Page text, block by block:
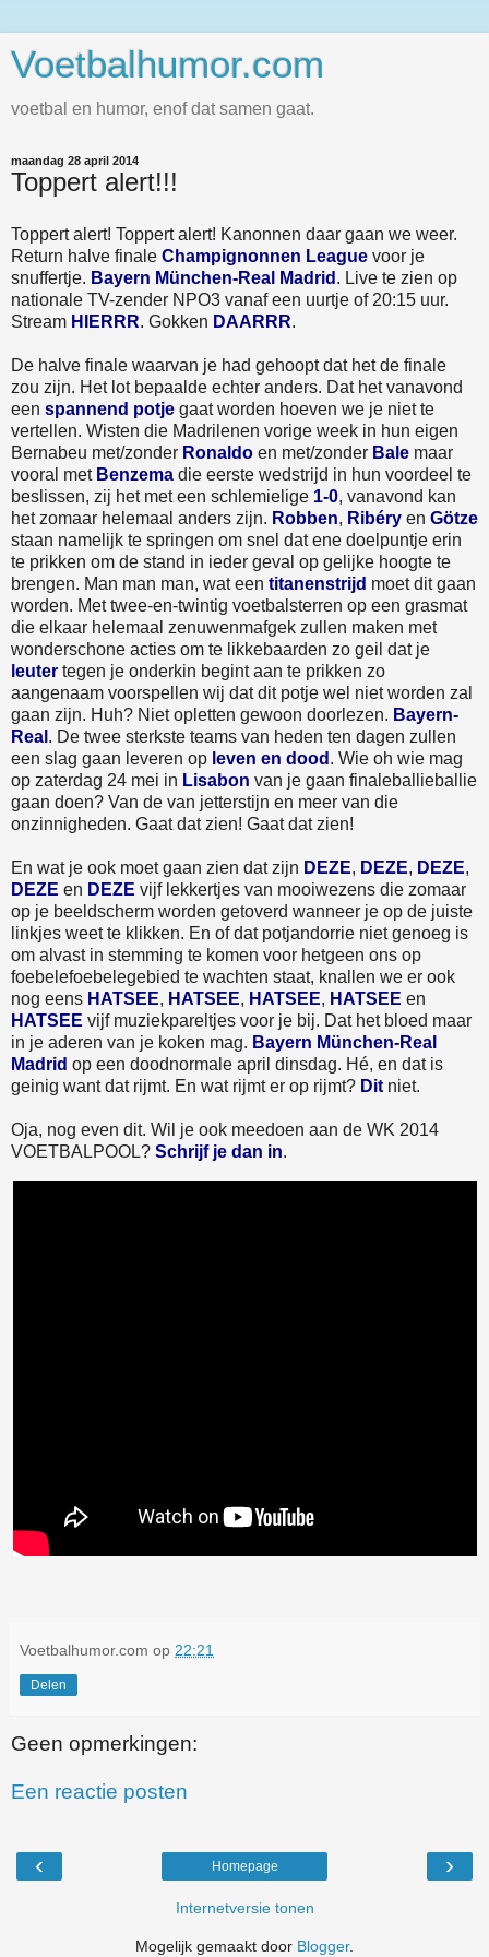
Voetbalhumor.com
voetbal en humor, enof dat samen gaat.
maandag 28 april 2014
Toppert alert!!!
Toppert alert! Toppert alert! Kanonnen daar gaan we weer.
Return halve finale Champignonnen League voor je
snuffertje. Bayern München-Real Madrid . Live te zien op
nationale TV-zender NPO3 vanaf een uurtje of 20:15 uur.
Stream HIERRR. Gokken DAARRR.
De halve finale waarvan je had gehoopt dat het de finale
zou zijn. Het lot bepaalde echter anders. Dat het vanavond
een spannend potje gaat worden hoeven we je niet te
vertellen. Wisten die Madrilenen vorige week in hun eigen
Bernabeu met/zonder Ronaldo en met/zonder Bale maar
vooral met Benzema die eerste wedstrijd in hun voordeel te
beslissen, zij het met een schlemielige 1-0, vanavond kan
het zomaar helemaal anders zijn. Robben, Ribéry en Götze
staan namelijk te springen om snel dat ene doelpuntje erin
te prikken om de stand in ieder geval op gelijke hoogte te
brengen. Man man man, wat een titanenstrijd moet dit gaan
worden. Met twee-en-twintig voetbalsterren op een grasmat
die elkaar helemaal zenuwenmafgek zullen maken met
wonderschone acties om te likkebaarden zo geil dat je
leuter tegen je onderkin begint aan te prikken zo
aangenaam voorspellen wij dat dit potje wel niet worden zal
gaan zijn. Huh? Niet opletten gewoon doorlezen. Bayern-
Real . De twee sterkste teams van heden ten dagen zullen
een slag gaan leveren op leven en dood . Wie oh wie mag
op zaterdag 24 mei in Lisabon van je gaan finaleballieballie
gaan doen? Van de van jetterstijn en meer van die
onzinnigheden. Gaat dat zien! Gaat dat zien!
En wat je ook moet gaan zien dat zijn DEZE, DEZE, DEZE,
DEZE en DEZE vijf lekkertjes van mooiwezens die zomaar
op je beeldscherm worden getoverd wanneer je op de juiste
linkjes weet te klikken. En of dat potjandorrie niet genoeg is
om alvast in stemming te komen voor hetgeen ons op
foebelefoebelegebied te wachten staat, knallen we er ook
nog eens HATSEE, HATSEE, HATSEE, HATSEE en
HATSEE vijf muziekpareltjes voor je bij. Dat het bloed maar
in je aderen van je koken mag. Bayern München-Real
Madrid op een doodnormale april dinsdag. Hé, en dat is
geinig want dat rijmt. En wat rijmt er op rijmt? Dit niet.
Oja, nog even dit. Wil je ook meedoen aan de WK 2014
VOETBALPOOL? Schrijf je dan in.
Voetbalhumor.com op 22:21
Delen
Geen opmerkingen:
Een reactie posten
‹ ›
Homepage
Internetversie tonen
Mogelijk gemaakt door Blogger.